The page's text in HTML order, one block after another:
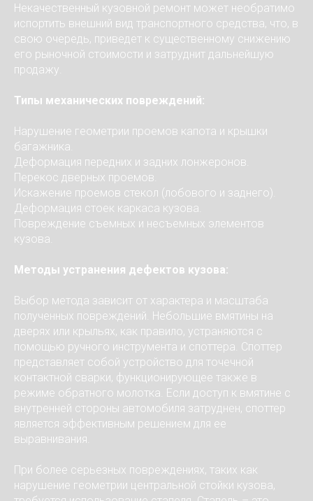
Некачественный кузовной ремонт может необратимо
испортить внешний вид транспортного средства, что, в
свою очередь, приведет к существенному снижению
его рыночной стоимости и затруднит дальнейшую
продажу.
Типы механических повреждений:
Нарушение геометрии проемов капота и крышки
багажника.
Деформация передних и задних лонжеронов.
Перекос дверных проемов.
Искажение проемов стекол (лобового и заднего).
Деформация стоек каркаса кузова.
Повреждение съемных и несъемных элементов
кузова.
Методы устранения дефектов кузова:
Выбор метода зависит от характера и масштаба
полученных повреждений. Небольшие вмятины на
дверях или крыльях, как правило, устраняются с
помощью ручного инструмента и споттера. Споттер
представляет собой устройство для точечной
контактной сварки, функционирующее также в
режиме обратного молотка. Если доступ к вмятине с
внутренней стороны автомобиля затруднен, споттер
является эффективным решением для ее
выравнивания.
При более серьезных повреждениях, таких как
нарушение геометрии центральной стойки кузова,